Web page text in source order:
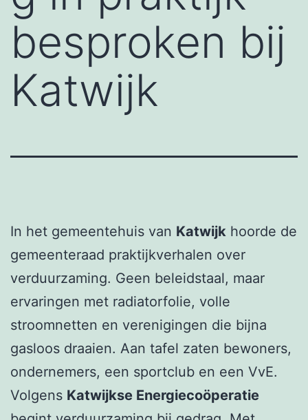
besproken bij
Katwijk
In het gemeentehuis van Katwijk hoorde de
gemeenteraad praktijkverhalen over
verduurzaming. Geen beleidstaal, maar
ervaringen met radiatorfolie, volle
stroomnetten en verenigingen die bijna
gasloos draaien. Aan tafel zaten bewoners,
ondernemers, een sportclub en een VvE.
Volgens Katwijkse Energiecoöperatie